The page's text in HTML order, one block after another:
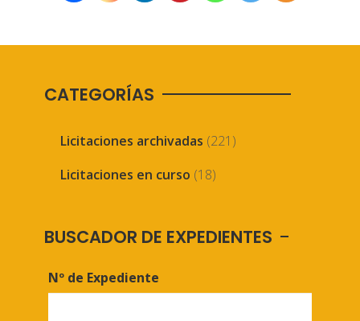
CATEGORÍAS
Licitaciones archivadas (221)
Licitaciones en curso (18)
BUSCADOR DE EXPEDIENTES
Nº de Expediente